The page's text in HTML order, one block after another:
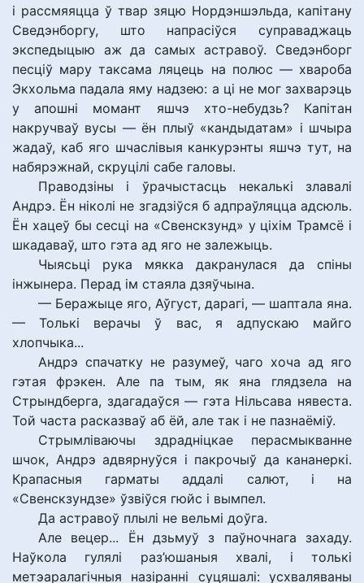
і рассмяяцца ў твар зяцю Нордэншэльда, капітану
Сведэнборгу, што напрасіўся суправаджаць
экспедыцыю аж да самых астравоў. Сведэнборг
песціў мару таксама ляцець на полюс — хвароба
Экхольма падала яму надзею: а ці не мог захварэць
у апошні момант яшчэ хто-небудзь? Капітан
накручваў вусы — ён плыў «кандыдатам» і шчыра
жадаў, каб яго шчаслівыя канкурэнты яшчэ тут, на
набярэжнай, скруцілі сабе галовы.
Праводзіны і ўрачыстасць некалькі злавалі
Андрэ. Ён ніколі не згадзіўся б адпраўляцца адсюль.
Ён хацеў бы сесці на «Свенскзунд» у ціхім Трамсё і
шкадаваў, што гэта ад яго не залежыць.
Чыясьці рука мякка дакранулася да спіны
інжынера. Перад ім стаяла дзяўчына.
— Беражыце яго, Аўгуст, дарагі, — шаптала яна.
— Толькі верачы ў вас, я адпускаю майго
хлопчыка...
Андрэ спачатку не разумеў, чаго хоча ад яго
гэтая фрэкен. Але па тым, як яна глядзела на
Стрындберга, здагадаўся — гэта Нільсава нявеста.
Той часта расказваў аб ёй, але так і не пазнаёміў.
Стрымліваючы здрадніцкае перасмыкванне
шчок, Андрэ адвярнуўся і пакрочыў да кананеркі.
Крапасныя гарматы аддалі салют, і на
«Свенскзундзе» ўзвіўся гюйс і вымпел.
Да астравоў плылі не вельмі доўга.
Але вецер... Ён дзьмуў з паўночнага захаду.
Наўкола гулялі раз’юшаныя хвалі, і толькі
метэаралагічныя назіранні суцяшалі: усхваляваны